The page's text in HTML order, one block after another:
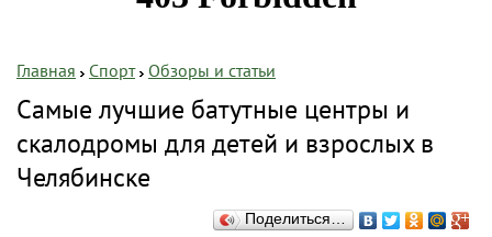
Главная Спорт Обзоры и статьи
Самые лучшие батутные центры и
скалодромы для детей и взрослых в
Челябинске
Поделиться…